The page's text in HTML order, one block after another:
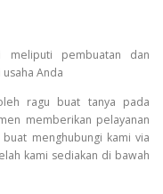
meliputi pembuatan dan
Anda
ragu buat tanya pada
memberikan pelayanan
menghubungi kami via
kami sediakan di bawah